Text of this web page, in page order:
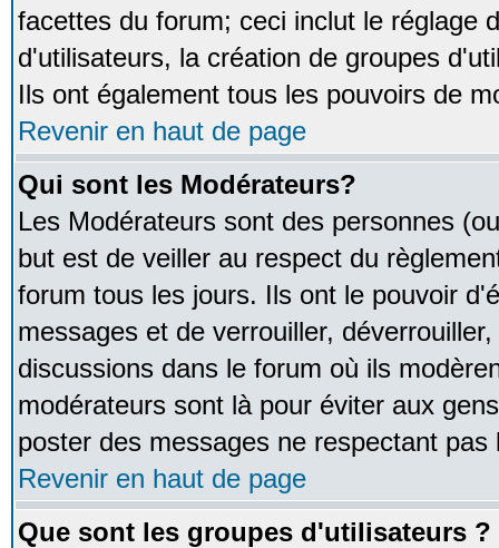
facettes du forum; ceci inclut le réglage
d'utilisateurs, la création de groupes
Ils ont également tous les pouvoirs de
Revenir en haut de page
Qui sont les Modérateurs?
Les Modérateurs sont des personnes
but est de veiller au respect du
forum tous les jours. Ils ont le pouvoir
messages et de verrouiller,
discussions dans le forum où ils
modérateurs sont là pour éviter aux
poster des messages ne respectant pas
Revenir en haut de page
Que sont les groupes d'utilisateurs ?